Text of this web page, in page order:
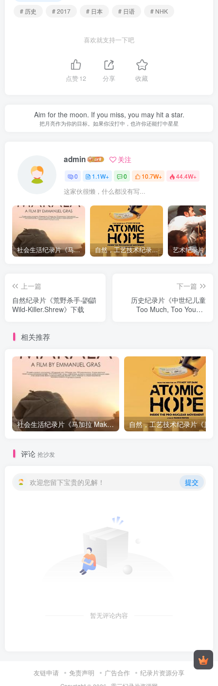
# 历史
# 2017 # 日本 # 日语 # NHK
喜欢就支持一下吧
点赞12 分享 收藏
Aim for the moon. If you miss, you may hit a star.
把月亮作为你的目标。如果你没打中，也许你还能打中星星
admin 关注
0 1.1W+ 0 10.7W+ 44.4W+
这家伙很懒，什么都没有写...
社会生活纪录片《马加拉 Makala》下载 自然，工艺技术纪录片《原子能的希望 Atomic Hope – Inside the Pro-Nuclear Movement》下载
上一篇
自然纪录片《荒野杀手-鼩鼱
Wild-Killer.Shrew》下载
下一篇
历史纪录片《中世纪儿童
Too Much, Too Young:
相关推荐
社会生活纪录片《马加拉 Makala》下载
评论 抢沙发
欢迎您留下宝贵的见解！ 提交
暂无评论内容
友链申请 免责声明 广告合作 纪录片资源分享